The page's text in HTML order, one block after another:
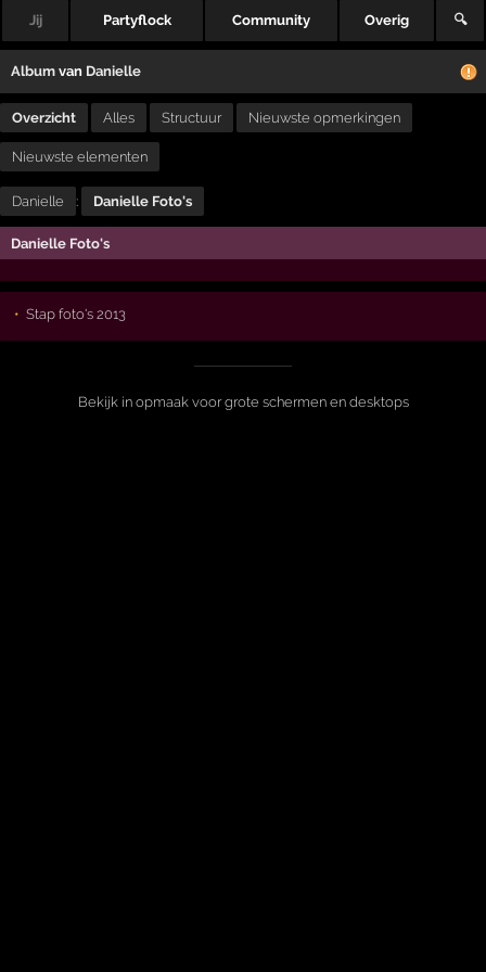
Jij Partyflock Community Overig 🔍
Album van Danielle
Overzicht Alles Structuur Nieuwste opmerkingen
Nieuwste elementen
Danielle : Danielle Foto's
Danielle Foto's
Stap foto's 2013
Bekijk in opmaak voor grote schermen en desktops